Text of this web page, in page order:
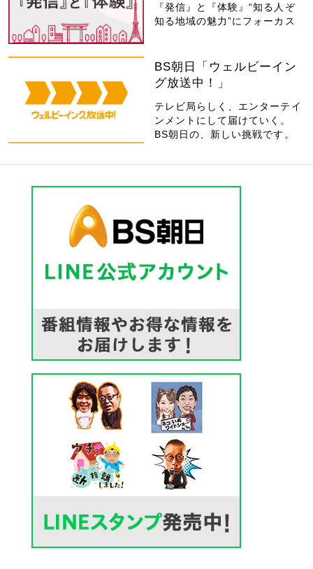
『発信』と『体験』“知る人ぞ
知る地域の魅力”にフォーカス
BS朝日「ウェルビーイン
グ放送中！」
テレビ局らしく、エンターテイ
ンメントにして届けていく。
BS朝日の、新しい挑戦です。